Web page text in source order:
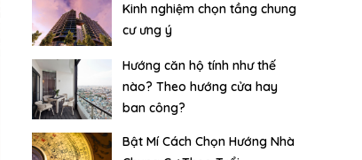
Kinh nghiệm chọn tầng chung
cư ưng ý
Hướng căn hộ tính như thế
nào? Theo hướng cửa hay
ban công?
Bật Mí Cách Chọn Hướng Nhà